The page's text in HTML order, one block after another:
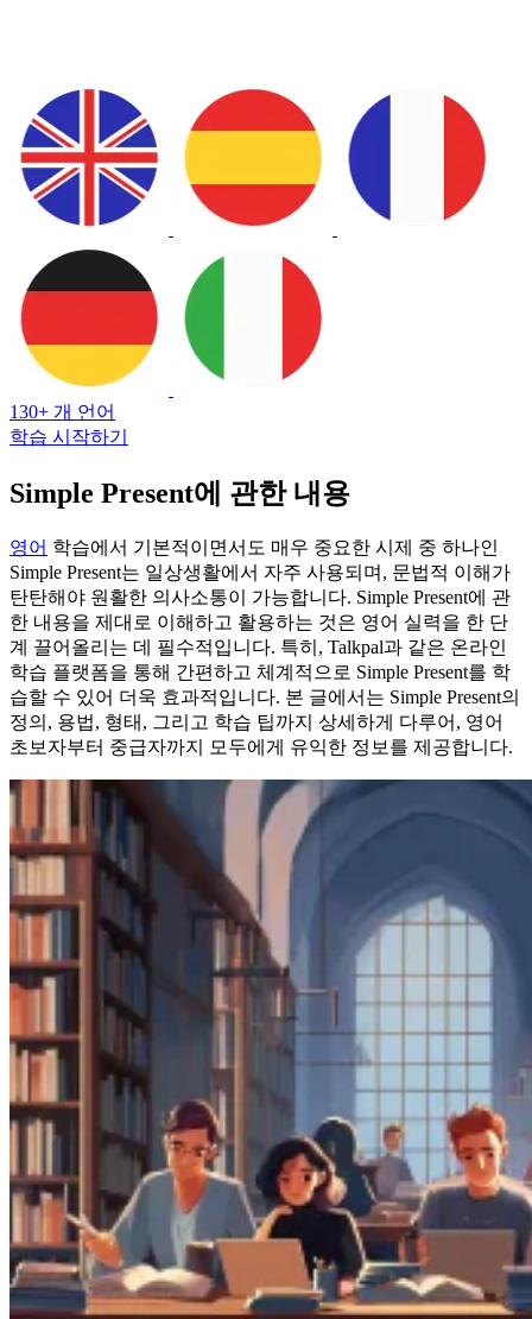
130+ 개 언어
학습 시작하기
Simple Present에 관한 내용
영어 학습에서 기본적이면서도 매우 중요한 시제 중 하나인
Simple Present는 일상생활에서 자주 사용되며, 문법적 이해가
탄탄해야 원활한 의사소통이 가능합니다. Simple Present에 관
한 내용을 제대로 이해하고 활용하는 것은 영어 실력을 한 단
계 끌어올리는 데 필수적입니다. 특히, Talkpal과 같은 온라인
학습 플랫폼을 통해 간편하고 체계적으로 Simple Present를 학
습할 수 있어 더욱 효과적입니다. 본 글에서는 Simple Present의
정의, 용법, 형태, 그리고 학습 팁까지 상세하게 다루어, 영어
초보자부터 중급자까지 모두에게 유익한 정보를 제공합니다.